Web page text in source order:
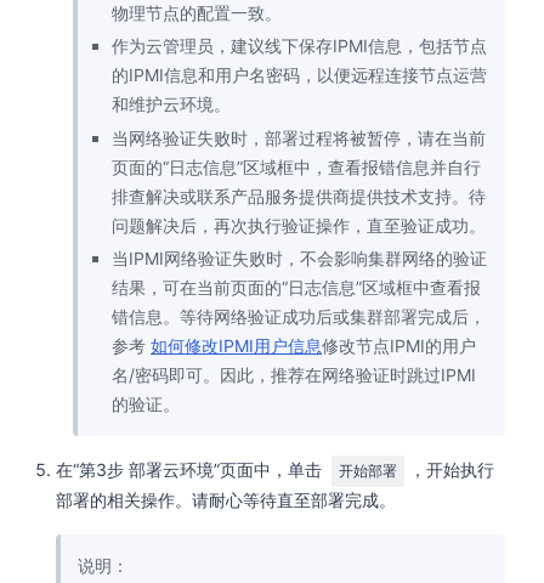
物理节点的配置一致。
作为云管理员，建议线下保存IPMI信息，包括节点
的IPMI信息和用户名密码，以便远程连接节点运营
和维护云环境。
当网络验证失败时，部署过程将被暂停，请在当前
页面的“日志信息”区域框中，查看报错信息并自行
排查解决或联系产品服务提供商提供技术支持。待
问题解决后，再次执行验证操作，直至验证成功。
当IPMI网络验证失败时，不会影响集群网络的验证
结果，可在当前页面的“日志信息”区域框中查看报
错信息。等待网络验证成功后或集群部署完成后，
参考 如何修改IPMI用户信息修改节点IPMI的用户
名/密码即可。因此，推荐在网络验证时跳过IPMI
的验证。
在“第3步 部署云环境”页面中，单击 开始部署
，开始执行
部署的相关操作。请耐心等待直至部署完成。
说明：